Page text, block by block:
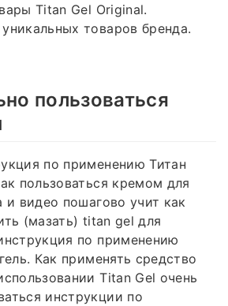
Titan Gel Original.
товаров бренда.
пользоваться
по применению Титан
пользоваться кремом для
и видео пошагово учит как
(мазать) titan gel для
по применению
Как применять средство
Titan Gel очень
инструкции по